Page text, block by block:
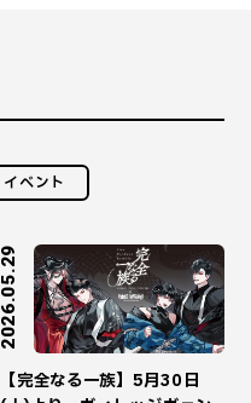
イベント
2026.05.29
【完全なる一族】5月30日